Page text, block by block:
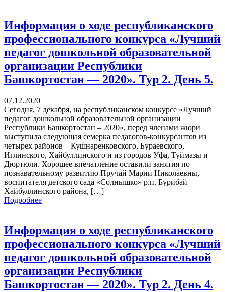
Информация о ходе республиканского
профессионального конкурса «Лучший
педагог дошкольной образовательной
организации Республики
Башкортостан — 2020». Тур 2. День 5.
07.12.2020
Сегодня, 7 декабря, на республиканском конкурсе «Лучший
педагог дошкольной образовательной организации
Республики Башкортостан – 2020», перед членами жюри
выступила следующая семерка педагогов-конкурсантов из
четырех районов – Кушнаренковского, Бураевского,
Иглинского, Хайбуллинского и из городов Уфа, Туймазы и
Дюртюли. Хорошее впечатление оставили занятия по
познавательному развитию Пручай Марии Николаевны,
воспитателя детского сада «Солнышко» р.п. Бурибай
Хайбуллинского района, […]
Подробнее
Информация о ходе республиканского
профессионального конкурса «Лучший
педагог дошкольной образовательной
организации Республики
Башкортостан — 2020». Тур 2. День 4.